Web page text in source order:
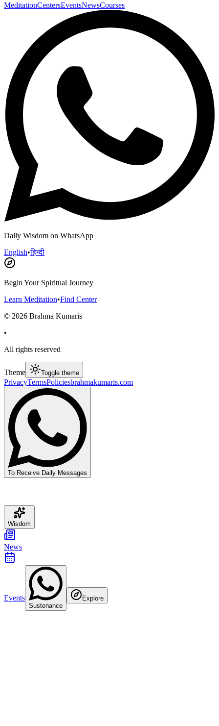
MeditationCentersEventsNewsCourses
Daily Wisdom on WhatsApp
English•हिन्दी
Begin Your Spiritual Journey
Learn Meditation•Find Center
© 2026 Brahma Kumaris
•
All rights reserved
Theme Toggle theme
PrivacyTermsPoliciesbrahmakumaris.com
To Receive Daily Messages
Wisdom
News
Events
Sustenance
Explore